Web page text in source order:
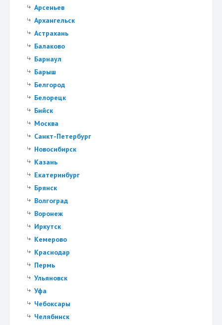
Арсеньев
Архангельск
Астрахань
Балаково
Барнаул
Барыш
Белгород
Белорецк
Бийск
Москва
Санкт-Петербург
Новосибирск
Казань
Екатеринбург
Брянск
Волгоград
Воронеж
Иркутск
Кемерово
Краснодар
Пермь
Ульяновск
Уфа
Чебоксары
Челябинск